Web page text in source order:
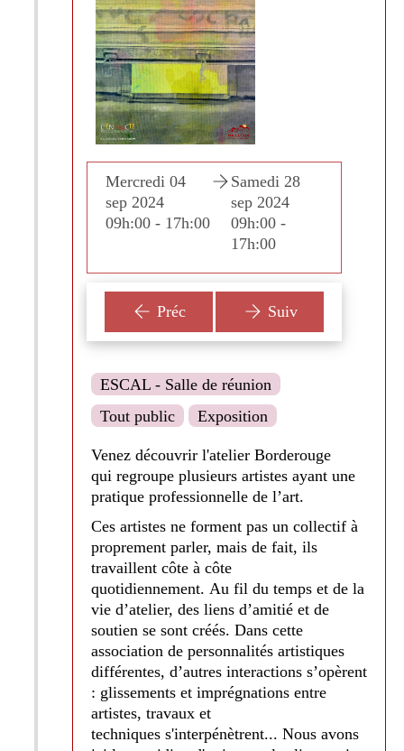
Mercredi 04
sep 2024
09h:00 - 17h:00
Samedi 28
sep 2024
09h:00 -
17h:00
Préc Suiv
ESCAL - Salle de réunion
Tout public
Exposition
Venez découvrir l'atelier Borderouge
qui regroupe plusieurs artistes ayant une
pratique professionnelle de l’art.
Ces artistes ne forment pas un collectif à
proprement parler, mais de fait, ils
travaillent côte à côte
quotidiennement. Au fil du temps et de la
vie d’atelier, des liens d’amitié et de
soutien se sont créés. Dans cette
association de personnalités artistiques
différentes, d’autres interactions s’opèrent
: glissements et imprégnations entre
artistes, travaux et
techniques s'interpénètrent... Nous avons